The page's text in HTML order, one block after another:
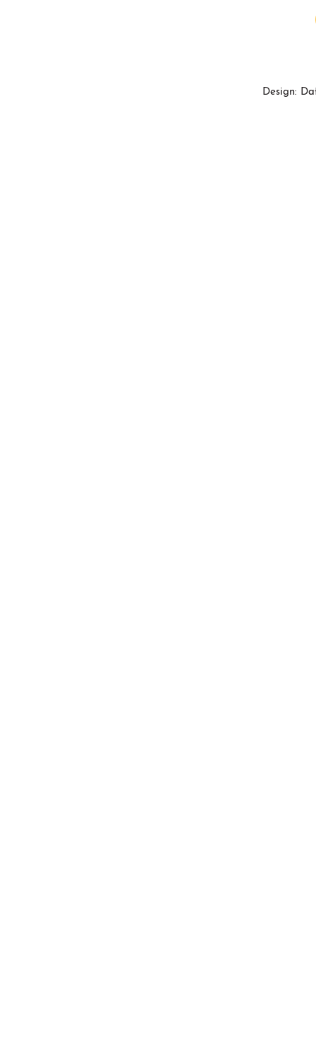
Design: